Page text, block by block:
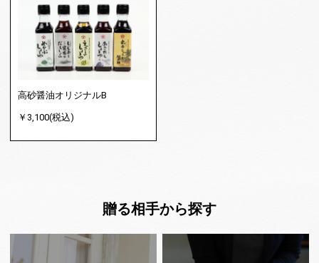
高砂醤油オリジナルB
￥3,100(税込)
贈る相手から探す